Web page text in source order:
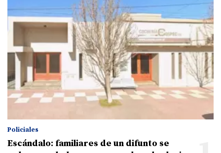
Policiales
Escándalo: familiares de un difunto se